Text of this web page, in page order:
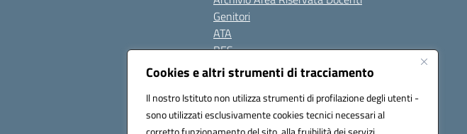
Cookies e altri strumenti di tracciamento
Il nostro Istituto non utilizza strumenti di profilazione degli utenti -
sono utilizzati esclusivamente cookies tecnici necessari al
Genitori
ATA
BES
Modulistica
Gallery